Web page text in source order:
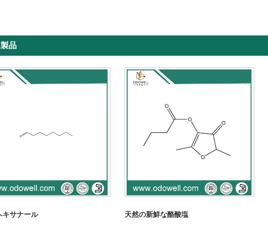
品
キサナール 天然の新鮮な酪酸塩